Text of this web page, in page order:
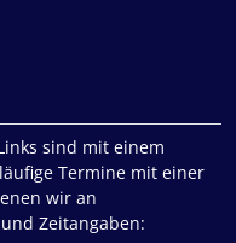
sind mit einem
Termine mit einer
wir an
Zeitangaben: